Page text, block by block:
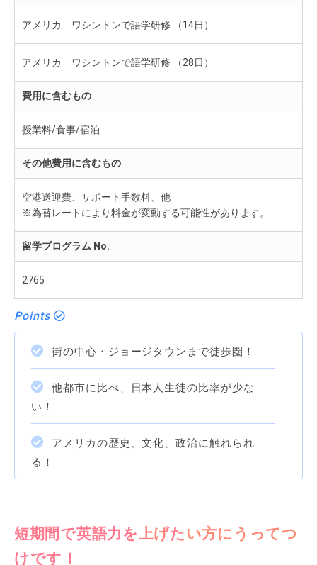
アメリカ ワシントンで語学研修 （14日）
アメリカ ワシントンで語学研修 （28日）
費用に含むもの
授業料/食事/宿泊
その他費用に含むもの
空港送迎費、サポート手数料、他
※為替レートにより料金が変動する可能性があります。
留学プログラム No.
2765
Points
街の中心・ジョージタウンまで徒歩圏！
他都市に比べ、日本人生徒の比率が少な
い！
アメリカの歴史、文化、政治に触れられ
る！
短期間で英語力を上げたい方にうってつ
けです！